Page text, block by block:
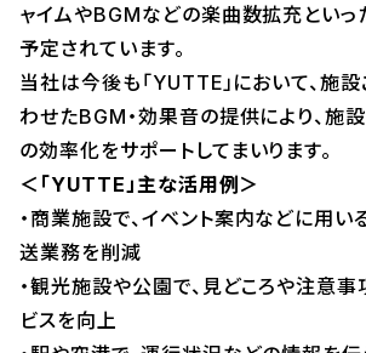
ャイムやBGMなどの楽曲数拡充といっ
予定されています。
当社は今後も「YUTTE」において、施
わせたBGM・効果音の提供により、施
の効率化をサポートしてまいります。
＜「YUTTE」主な活用例＞
・商業施設で、イベント案内などに用い
送業務を削減
・観光施設や公園で、見どころや注意事
ビスを向上